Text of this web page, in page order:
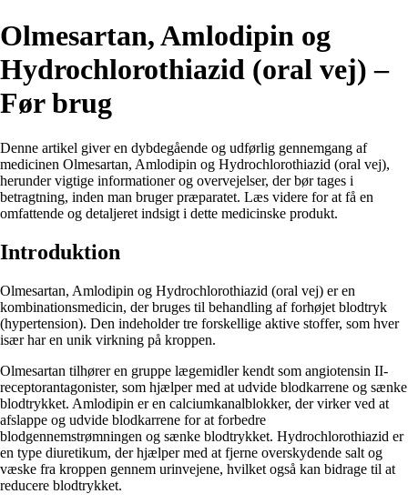
Olmesartan, Amlodipin og
Hydrochlorothiazid (oral vej) –
Før brug
Denne artikel giver en dybdegående og udførlig gennemgang af
medicinen Olmesartan, Amlodipin og Hydrochlorothiazid (oral vej),
herunder vigtige informationer og overvejelser, der bør tages i
betragtning, inden man bruger præparatet. Læs videre for at få en
omfattende og detaljeret indsigt i dette medicinske produkt.
Introduktion
Olmesartan, Amlodipin og Hydrochlorothiazid (oral vej) er en
kombinationsmedicin, der bruges til behandling af forhøjet blodtryk
(hypertension). Den indeholder tre forskellige aktive stoffer, som hver
især har en unik virkning på kroppen.
Olmesartan tilhører en gruppe lægemidler kendt som angiotensin II-
receptorantagonister, som hjælper med at udvide blodkarrene og sænke
blodtrykket. Amlodipin er en calciumkanalblokker, der virker ved at
afslappe og udvide blodkarrene for at forbedre
blodgennemstrømningen og sænke blodtrykket. Hydrochlorothiazid er
en type diuretikum, der hjælper med at fjerne overskydende salt og
væske fra kroppen gennem urinvejene, hvilket også kan bidrage til at
reducere blodtrykket.